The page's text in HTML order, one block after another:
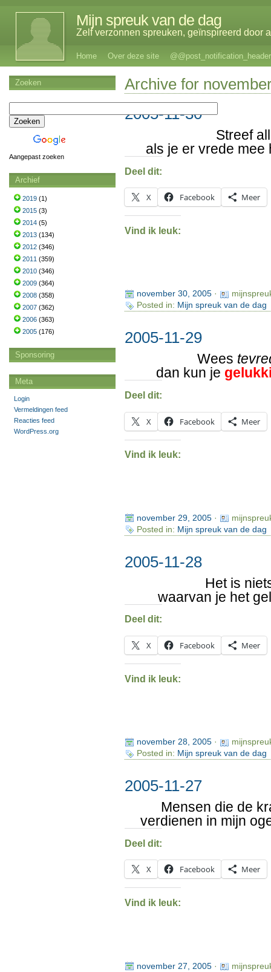
Mijn spreuk van de dag
Zelf verzonnen spreuken, geïnspireerd door
Home Over deze site @@post_notification_header
Archive for
2005-11-30
Streef
als je er vrede
Deel dit:
X Facebook Meer
Vind ik leuk:
november 30, 2005·
Posted in: Mijn spreuk van de dag
2005-11-29
Wees
dan kun je
Deel dit:
X Facebook Meer
Vind ik leuk:
november 29, 2005·
Posted in: Mijn spreuk van de dag
2005-11-28
Het is
waarvan je het
Deel dit:
X Facebook Meer
Vind ik leuk:
november 28, 2005·
Posted in: Mijn spreuk van de dag
2005-11-27
Mensen die de
verdienen in mijn
Deel dit:
X Facebook Meer
Vind ik leuk:
november 27, 2005·
Zoeken
Aangepast zoeken
Archief
2019 (1)
2015 (3)
2014 (5)
2013 (134)
2012 (346)
2011 (359)
2010 (346)
2009 (364)
2008 (358)
2007 (362)
2006 (363)
2005 (176)
Sponsoring
Meta
Login
Vermeldingen feed
Reacties feed
WordPress.org